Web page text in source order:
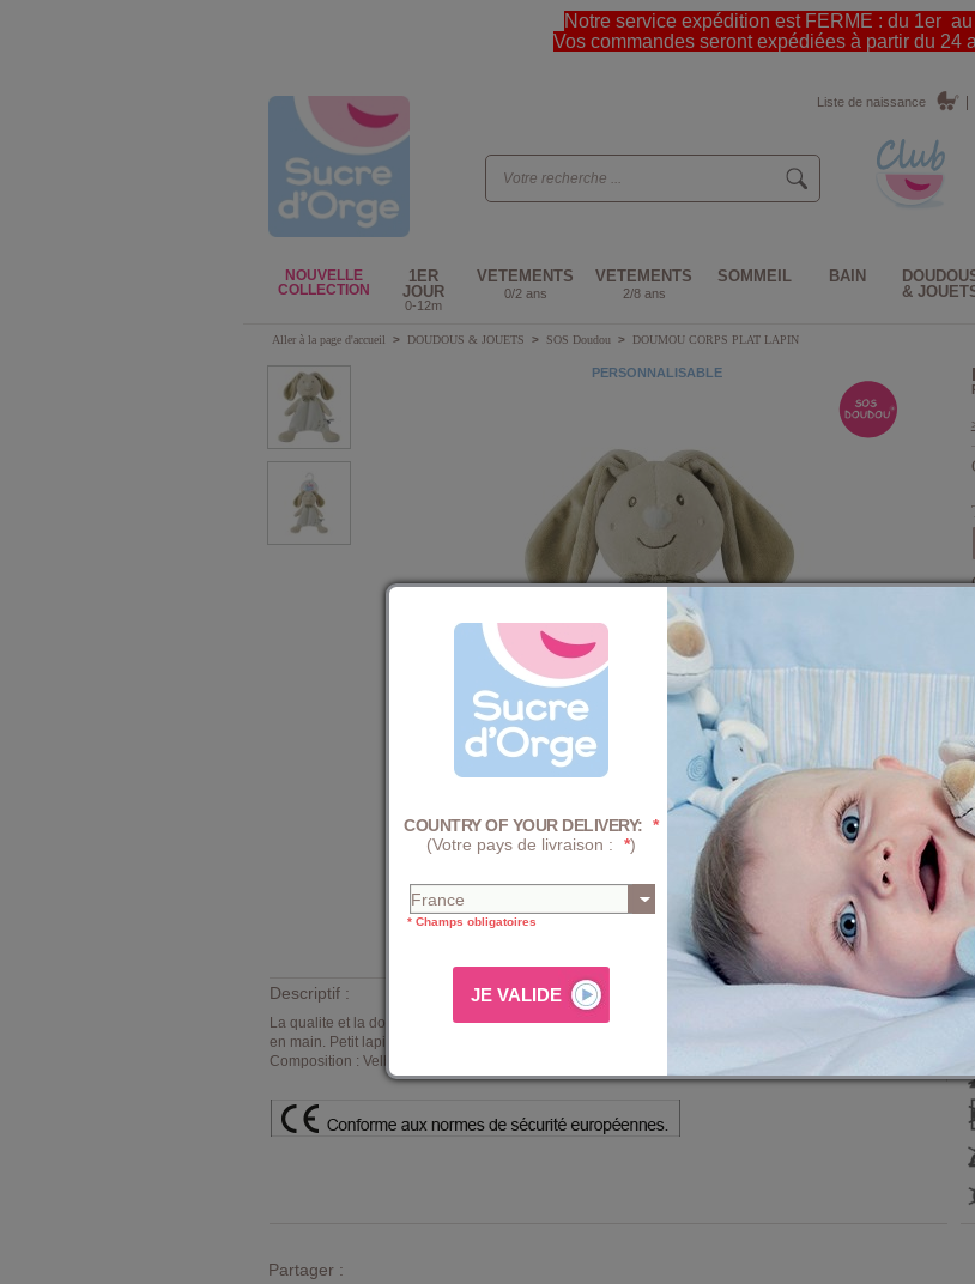
Notre service expédition est FERME : du 1er
Vos commandes seront expédiées à partir du 24
Liste de naissance
NOUVELLE
COLLECTION
1ER
JOUR
0-12m
VETEMENTS
0/2 ans
VETEMENTS
2/8 ans
SOMMEIL BAIN
&
Aller à la page d'accueil > DOUDOUS & JOUETS > SOS Doudou > DOUMOU CORPS PLAT LAPIN
PERSONNALISABLE
Descriptif :
La qualite et la douceur Sucre d'Orgepour les premières découvertes de bébé. Jouet facile à prendre
en main. Petit lapin beige en matière douce et lavable en machine. Doumou personnalisable !
Composition : Velboa 100% polyester - intérieur 100% polyester. Dimension : H : 22 cm
Partager :
COUNTRY OF YOUR DELIVERY: *
(Votre pays de livraison :
*)
* Champs obligatoires